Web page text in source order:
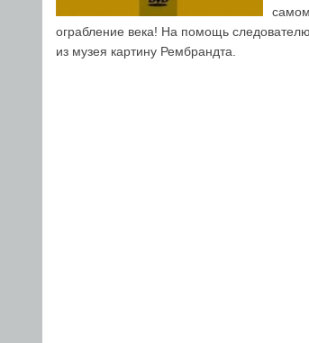
ограбление века! На помощь
из музея картину Рембрандта.